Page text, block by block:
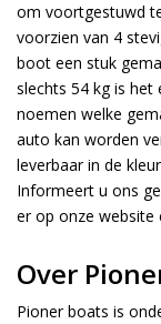
om voortgestuwd
voorzien van 4
boot een stuk
slechts 54 kg is
noemen welke
auto kan worden
leverbaar in de
Informeert u ons
er op onze website
Over
Pioner boats is